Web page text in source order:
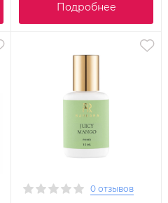
Подробнее
0 отзывов